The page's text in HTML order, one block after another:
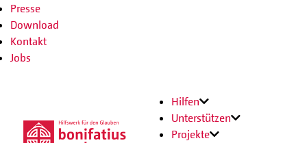
Presse
Download
Kontakt
Jobs
Hilfen
Unterstützen
Projekte